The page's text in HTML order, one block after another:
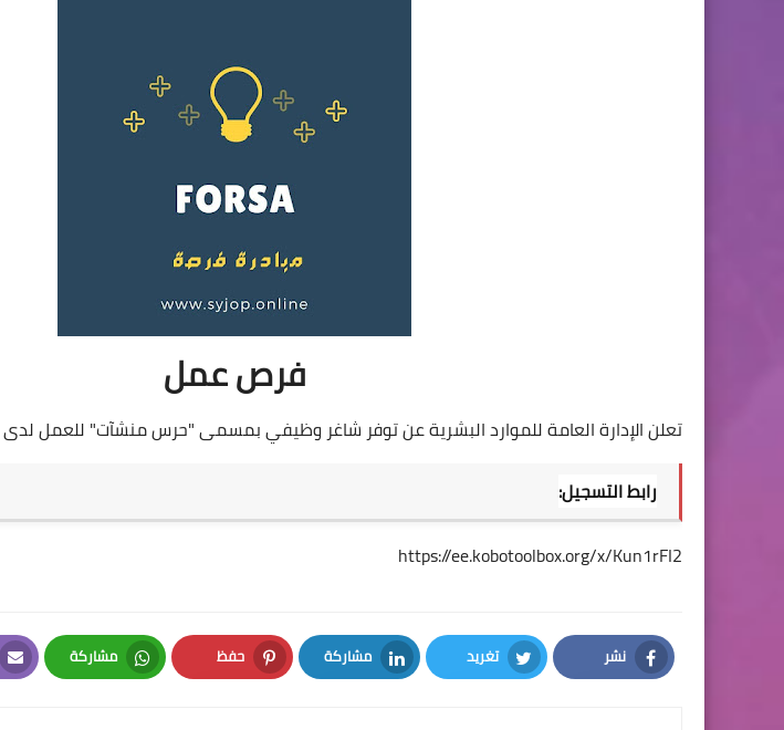
فرص عمل
تعلن الإدارة العامة للموارد البشرية عن توفر شاغر وظيفي بمسمى "حرس منشآت" للعمل لدى
رابط التسجيل:
https://ee.kobotoolbox.org/x/Kun1rFI2
نشر
Facebook
تغريد
Twitter
مشاركة
LinkedIn
حفظ
Pinterest
مشاركة
Whatsapp